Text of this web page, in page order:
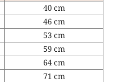
40 cm
46 cm
53 cm
59 cm
64 cm
71 cm